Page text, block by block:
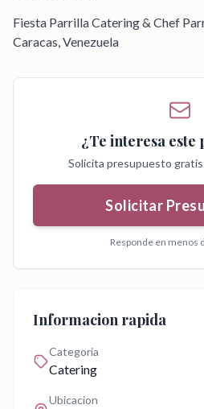
Fiesta Parrilla Catering & Chef
Caracas, Venezuela
¿Te interesa este
Solicita presupuesto
Solicitar
Responde en menos
Informacion rapida
Categoria
Catering
Ubicacion